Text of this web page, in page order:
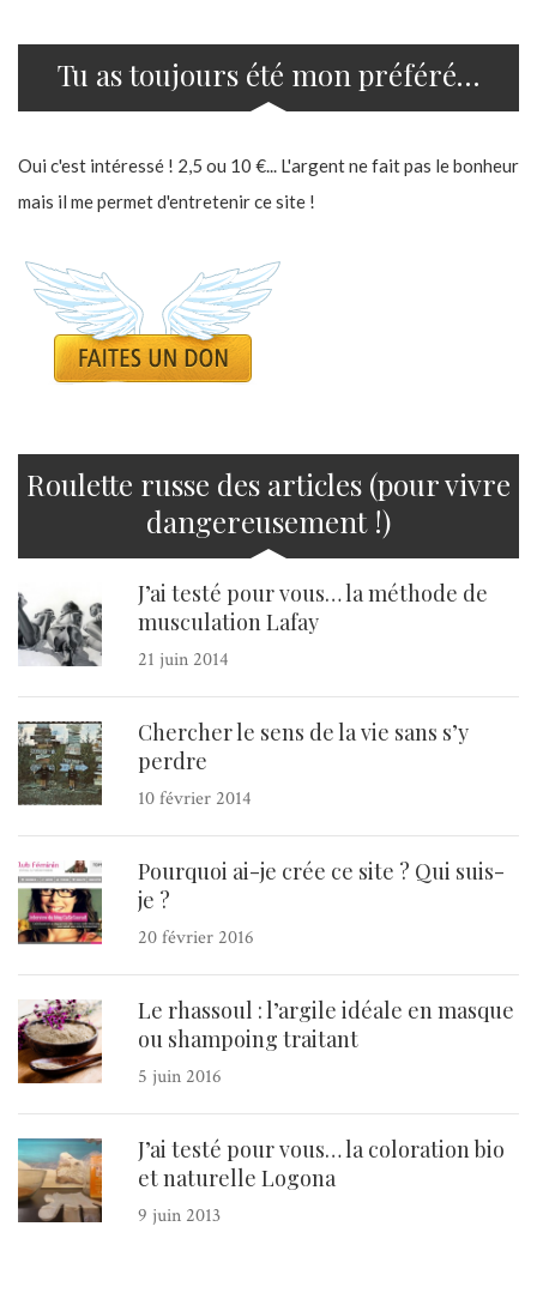
Tu as toujours été mon préféré…
Oui c'est intéressé ! 2,5 ou 10 €... L'argent ne fait pas le bonheur
mais il me permet d'entretenir ce site !
Roulette russe des articles (pour vivre
dangereusement !)
J’ai testé pour vous… la méthode de
musculation Lafay
21 juin 2014
Chercher le sens de la vie sans s’y
perdre
10 février 2014
Pourquoi ai-je crée ce site ? Qui suis-
je ?
20 février 2016
Le rhassoul : l’argile idéale en masque
ou shampoing traitant
5 juin 2016
J’ai testé pour vous… la coloration bio
et naturelle Logona
9 juin 2013